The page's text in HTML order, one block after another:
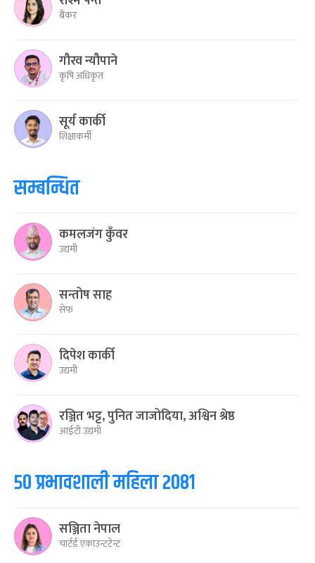
बैंकर
गौरव न्यौपाने
कृषि अधिकृत
सूर्य कार्की
शिक्षाकर्मी
सम्बन्धित
कमलजंग कुँवर
उद्यमी
सन्तोष साह
सेफ
दिपेश कार्की
उद्यमी
रञ्जित भट्ट, पुनित जाजोदिया, अश्विन श्रेष्ठ
आईटी उद्यमी
५० प्रभावशाली महिला २०८१
सञ्जिता नेपाल
चार्टर्ड एकाउन्टटेन्ट